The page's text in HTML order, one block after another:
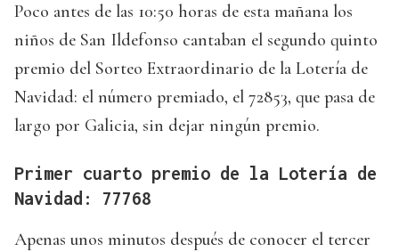
Poco antes de las 10:50 horas de esta mañana los
niños de San Ildefonso cantaban el segundo quinto
premio del Sorteo Extraordinario de la Lotería de
Navidad: el número premiado, el 72853, que pasa de
largo por Galicia, sin dejar ningún premio.
Primer cuarto premio de la Lotería de
Navidad: 77768
Apenas unos minutos después de conocer el tercer